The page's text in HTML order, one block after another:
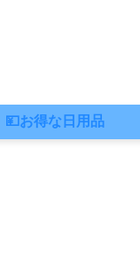
💴お得な日用品